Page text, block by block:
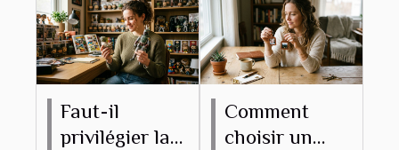
Faut-il
privilégier la
Comment
choisir un